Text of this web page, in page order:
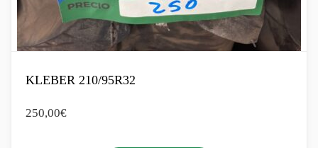
KLEBER 210/95R32
250,00€